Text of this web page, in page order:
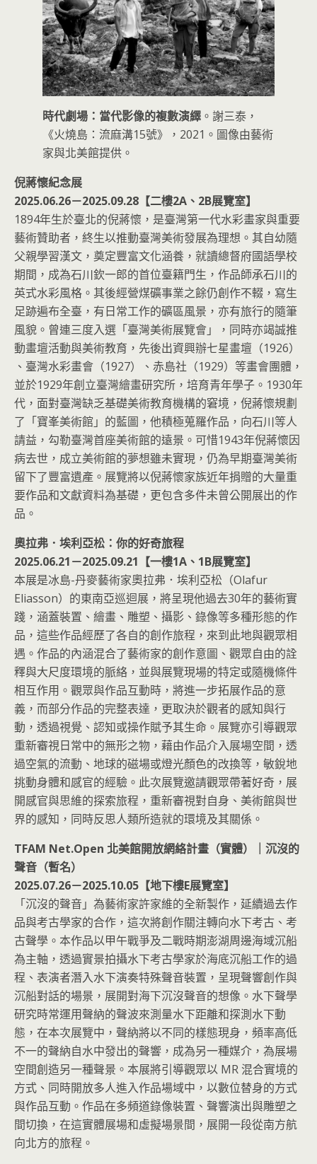
時代劇場：當代影像的複數演繹 。謝三泰，
《火燒島：流麻溝15號》，2021。圖像由藝術
家與北美館提供。
倪蔣懷紀念展
2025.06.26－2025.09.28【二樓2A、2B展覽室】
1894年生於臺北的倪蔣懷，是臺灣第一代水彩畫家與重要
藝術贊助者，終生以推動臺灣美術發展為理想。其自幼隨
父親學習漢文，奠定豐富文化涵養，就讀總督府國語學校
期間，成為石川欽一郎的首位臺籍門生，作品師承石川的
英式水彩風格。其後經營煤礦事業之餘仍創作不輟，寫生
足跡遍布全臺，有日常工作的礦區風景，亦有旅行的隨筆
風貌。曾連三度入選「臺灣美術展覽會」，同時亦竭誠推
動畫壇活動與美術教育，先後出資興辦七星畫壇（1926）
、臺灣水彩畫會（1927）、赤島社（1929）等畫會團體，
並於1929年創立臺灣繪畫研究所，培育青年學子。1930年
代，面對臺灣缺乏基礎美術教育機構的窘境，倪蔣懷規劃
了「寶峯美術館」的藍圖，他積極蒐羅作品，向石川等人
請益，勾勒臺灣首座美術館的遠景。可惜1943年倪蔣懷因
病去世，成立美術館的夢想雖未實現，仍為早期臺灣美術
留下了豐富遺產。展覽將以倪蔣懷家族近年捐贈的大量重
要作品和文獻資料為基礎，更包含多件未曾公開展出的作
品。
奧拉弗．埃利亞松：你的好奇旅程
2025.06.21－2025.09.21【一樓1A、1B展覽室】
本展是冰島-丹麥藝術家奧拉弗．埃利亞松（Olafur
Eliasson）的東南亞巡迴展，將呈現他過去30年的藝術實
踐，涵蓋裝置、繪畫、雕塑、攝影、錄像等多種形態的作
品，這些作品經歷了各自的創作旅程，來到此地與觀眾相
遇。作品的內涵混合了藝術家的創作意圖、觀眾自由的詮
釋與大尺度環境的脈絡，並與展覽現場的特定或隨機條件
相互作用。觀眾與作品互動時，將進一步拓展作品的意
義，而部分作品的完整表達，更取決於觀者的感知與行
動，透過視覺、認知或操作賦予其生命。展覽亦引導觀眾
重新審視日常中的無形之物，藉由作品介入展場空間，透
過空氣的流動、地球的磁場或燈光顏色的改換等，敏銳地
挑動身體和感官的經驗。此次展覽邀請觀眾帶著好奇，展
開感官與思維的探索旅程，重新審視對自身、美術館與世
界的感知，同時反思人類所造就的環境及其關係。
TFAM Net.Open 北美館開放網絡計畫（實體）｜沉沒的
聲音（暫名）
2025.07.26－2025.10.05【地下樓E展覽室】
「沉沒的聲音」為藝術家許家維的全新製作，延續過去作
品與考古學家的合作，這次將創作關注轉向水下考古、考
古聲學。本作品以甲午戰爭及二戰時期澎湖周邊海域沉船
為主軸，透過實景拍攝水下考古學家於海底沉船工作的過
程、表演者潛入水下演奏特殊聲音裝置，呈現聲響創作與
沉船對話的場景，展開對海下沉沒聲音的想像。水下聲學
研究時常運用聲納的聲波來測量水下距離和探測水下動
態，在本次展覽中，聲納將以不同的樣態現身，頻率高低
不一的聲納自水中發出的聲響，成為另一種媒介，為展場
空間創造另一種聲景。本展將引導觀眾以 MR 混合實境的
方式、同時開放多人進入作品場域中，以數位替身的方式
與作品互動。作品在多頻道錄像裝置、聲響演出與雕塑之
間切換，在這實體展場和虛擬場景間，展開一段從南方航
向北方的旅程。